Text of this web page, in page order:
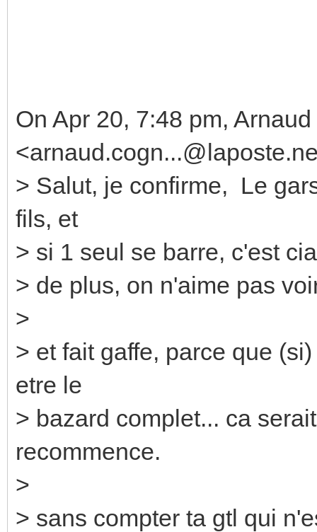
On Apr 20, 7:48 pm,
> Salut, je confirme, Le
fils, et
> si 1 seul se barre, c'est
> de plus, on n'aime pas
>
> et fait gaffe, parce que
etre le
> bazard complet... ca
recommence.
>
> sans compter ta gtl qui